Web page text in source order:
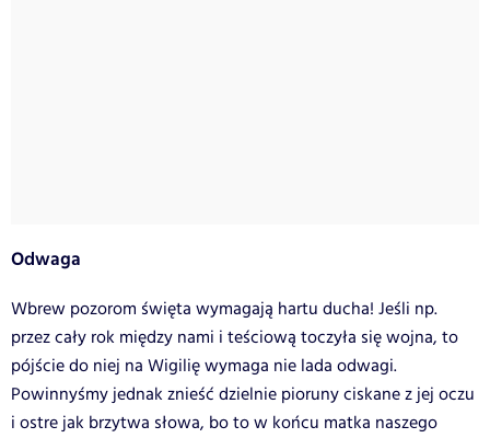
Odwaga
Wbrew pozorom święta wymagają hartu ducha! Jeśli np.
przez cały rok między nami i teściową toczyła się wojna, to
pójście do niej na Wigilię wymaga nie lada odwagi.
Powinnyśmy jednak znieść dzielnie pioruny ciskane z jej oczu
i ostre jak brzytwa słowa, bo to w końcu matka naszego